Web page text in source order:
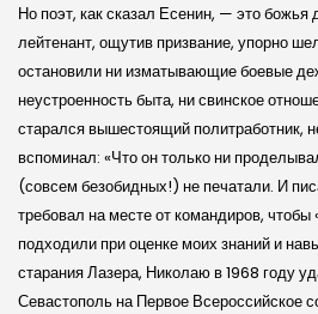
Но поэт, как сказал Есенин, — это божья
лейтенант, ощутив призвание, упорно
остановили ни изматывающие боевые
неустроенность быта, ни свинское
старался вышестоящий политработник,
вспоминал: «Что он только ни
(совсем безобидных!) не печатали. И
требовал на месте от командиров, чтобы
подходили при оценке моих знаний и
старания Лазера, Николаю в 1968 году
Севастополь на Первое Всероссийское